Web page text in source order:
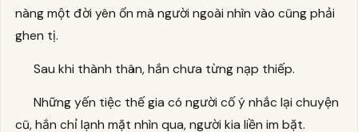
nàng một đời yên ổn mà người ngoài nhìn vào cũng phải
ghen tị.
Sau khi thành thân, hắn chưa từng nạp thiếp.
Những yến tiệc thế gia có người cố ý nhắc lại chuyện
cũ, hắn chỉ lạnh mặt nhìn qua, người kia liền im bặt.